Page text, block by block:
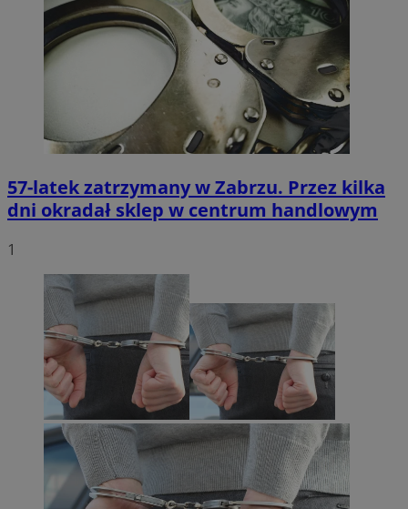
57-latek zatrzymany w Zabrzu. Przez kilka
dni okradał sklep w centrum handlowym
1